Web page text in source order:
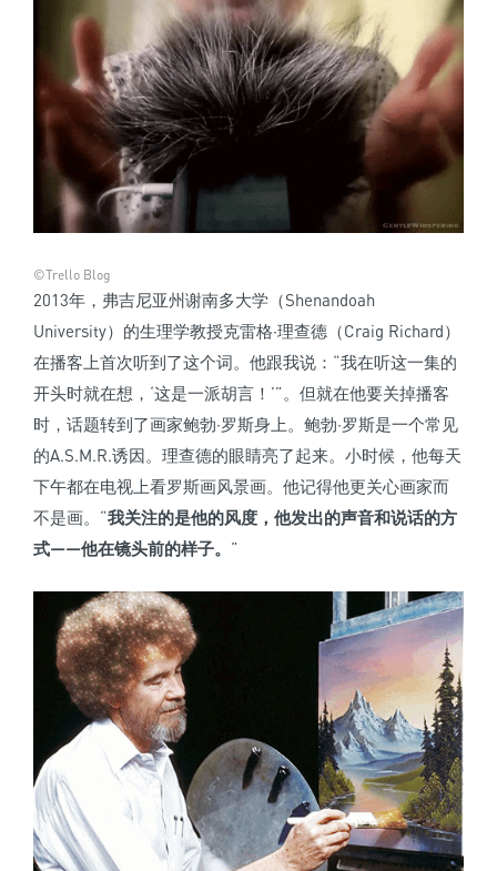
©Trello Blog
2013年，弗吉尼亚州谢南多大学（Shenandoah
University）的生理学教授克雷格·理查德（Craig Richard）
在播客上首次听到了这个词。他跟我说：“我在听这一集的
开头时就在想，‘这是一派胡言！’”。但就在他要关掉播客
时，话题转到了画家鲍勃·罗斯身上。鲍勃·罗斯是一个常见
的A.S.M.R.诱因。理查德的眼睛亮了起来。小时候，他每天
下午都在电视上看罗斯画风景画。他记得他更关心画家而
不是画。“我关注的是他的风度，他发出的声音和说话的方
式——他在镜头前的样子。 ”